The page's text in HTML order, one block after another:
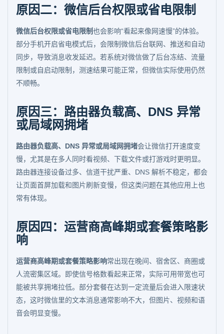
原因二：微信后台权限或省电限制
微信后台权限或省电限制也会影响“看起来像网速慢”的体验。
部分手机开启省电模式后，会限制微信后台联网、推送和自动
同步，导致消息收发延迟。若系统对微信做了后台冻结、流量
限制或自启动限制，测速结果可能正常，但微信实际使用仍然
不顺畅。
原因三：路由器负载高、DNS 异常
或局域网拥堵
路由器负载高、DNS 异常或局域网拥堵会让微信打开速度变
慢，尤其是在多人同时看视频、下载文件或打游戏时更明显。
路由器连接设备过多、信道干扰严重、DNS 解析不稳定，都会
让页面首屏加载和图片刷新变慢，但这类问题在其他应用上也
常有体现。
原因四：运营商高峰期或套餐策略影
响
运营商高峰期或套餐策略影响常出现在晚间、宿舍区、商圈或
人流密集区域。即使信号格数看起来正常，实际可用带宽也可
能被共享拥堵拉低。部分套餐在达到一定流量后会进入限速状
态，这时微信里的文本消息通常影响不大，但图片、视频和语
音会明显变慢。